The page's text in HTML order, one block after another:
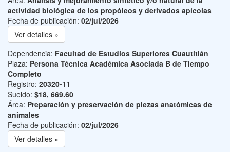
actividad biológica de los propóleos y derivados apícolas
Fecha de publicación: 02/jul/2026
Ver detalles »
Dependencia: Facultad de Estudios Superiores Cuautitlán
Plaza: Persona Técnica Académica Asociada B de Tiempo
Completo
Registro: 20320-11
Sueldo: $18, 669.60
Área: Preparación y preservación de piezas anatómicas de
animales
Fecha de publicación: 02/jul/2026
Ver detalles »